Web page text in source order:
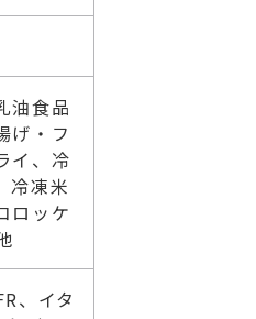
油食品
げ・フ
イ、冷
冷凍米
ロッケ
、イタ